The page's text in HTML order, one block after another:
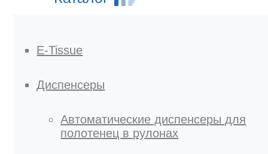
E-Tissue
Диспенсеры
Автоматические диспенсеры для
полотенец в рулонах